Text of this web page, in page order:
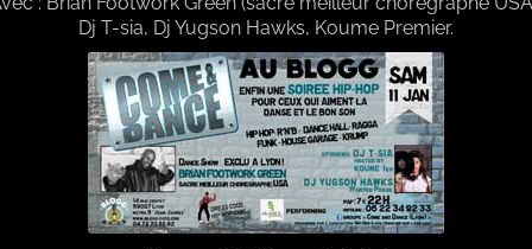
Dj T-sia, Dj Yugson Hawks, Koume Premier.